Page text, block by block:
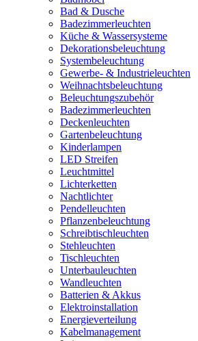
Bad & Dusche
Badezimmerleuchten
Küche & Wassersysteme
Dekorationsbeleuchtung
Systembeleuchtung
Gewerbe- & Industrieleuchten
Weihnachtsbeleuchtung
Beleuchtungszubehör
Badezimmerleuchten
Deckenleuchten
Gartenbeleuchtung
Kinderlampen
LED Streifen
Leuchtmittel
Lichterketten
Nachtlichter
Pendelleuchten
Pflanzenbeleuchtung
Schreibtischleuchten
Stehleuchten
Tischleuchten
Unterbauleuchten
Wandleuchten
Batterien & Akkus
Elektroinstallation
Energieverteilung
Kabelmanagement